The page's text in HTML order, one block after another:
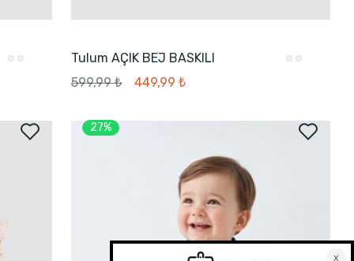
Tulum AÇIK BEJ BASKILI
599,99 ₺
449,99 ₺
27%